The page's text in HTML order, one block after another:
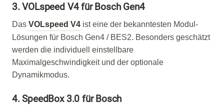
3. VOLspeed V4 für Bosch Gen4
Das VOLspeed V4 ist eine der bekanntesten Modul-
Lösungen für Bosch Gen4 / BES2. Besonders geschätzt
werden die individuell einstellbare
Maximalgeschwindigkeit und der optionale
Dynamikmodus.
4. SpeedBox 3.0 für Bosch